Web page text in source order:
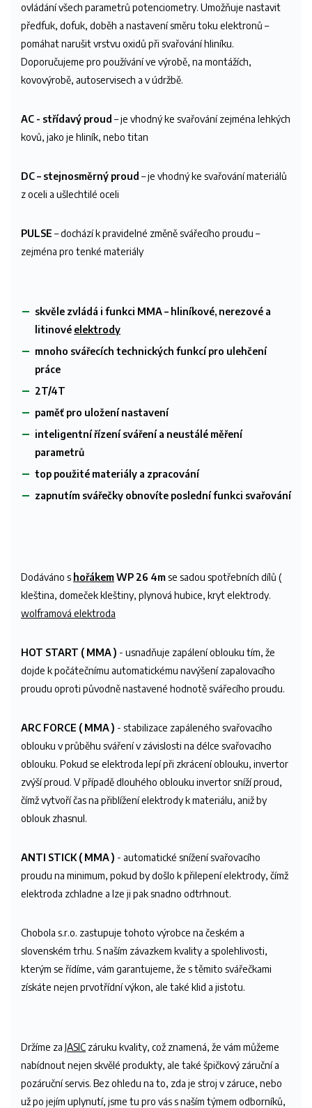
ovládání všech parametrů potenciometry. Umožňuje nastavit
předfuk, dofuk, doběh a nastavení směru toku elektronů –
pomáhat narušit vrstvu oxidů při svařování hliníku.
Doporučujeme pro používání ve výrobě, na montážích,
kovovýrobě, autoservisech a v údržbě.
AC - střídavý proud – je vhodný ke svařování zejména lehkých
kovů, jako je hliník, nebo titan
DC – stejnosměrný proud – je vhodný ke svařování materiálů
z oceli a ušlechtilé oceli
PULSE – dochází k pravidelné změně svářecího proudu –
zejména pro tenké materiály
skvěle zvládá i funkci MMA – hliníkové, nerezové a
litinové elektrody
mnoho svářecích technických funkcí pro ulehčení
práce
2T/4T
paměť pro uložení nastavení
inteligentní řízení sváření a neustálé měření
parametrů
top použité materiály a zpracování
zapnutím svářečky obnovíte poslední funkci svařování
Dodáváno s hořákemWP 26 4mse sadou spotřebních dílů (
kleština, domeček kleštiny, plynová hubice, kryt elektrody.
wolframová elektroda
HOT START ( MMA ) - usnadňuje zapálení oblouku tím, že
dojde k počátečnímu automatickému navýšení zapalovacího
proudu oproti původně nastavené hodnotě svářecího proudu.
ARC FORCE ( MMA ) - stabilizace zapáleného svařovacího
oblouku v průběhu sváření v závislosti na délce svařovacího
oblouku. Pokud se elektroda lepí při zkrácení oblouku, invertor
zvýší proud. V případě dlouhého oblouku invertor sníží proud,
čímž vytvoří čas na přiblížení elektrody k materiálu, aniž by
oblouk zhasnul.
ANTI STICK ( MMA ) - automatické snížení svařovacího
proudu na minimum, pokud by došlo k přilepení elektrody, čímž
elektroda zchladne a lze ji pak snadno odtrhnout.
Chobola s.r.o. zastupuje tohoto výrobce na českém a
slovenském trhu. S naším závazkem kvality a spolehlivosti,
kterým se řídíme, vám garantujeme, že s těmito svářečkami
získáte nejen prvotřídní výkon, ale také klid a jistotu.
Držíme za JASIC záruku kvality, což znamená, že vám můžeme
nabídnout nejen skvělé produkty, ale také špičkový záruční a
pozáruční servis. Bez ohledu na to, zda je stroj v záruce, nebo
už po jejím uplynutí, jsme tu pro vás s naším týmem odborníků,